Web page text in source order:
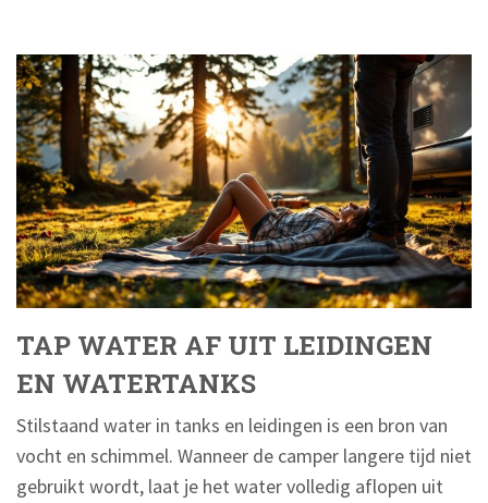
TAP WATER AF UIT LEIDINGEN
EN WATERTANKS
Stilstaand water in tanks en leidingen is een bron van
vocht en schimmel. Wanneer de camper langere tijd niet
gebruikt wordt, laat je het water volledig aflopen uit